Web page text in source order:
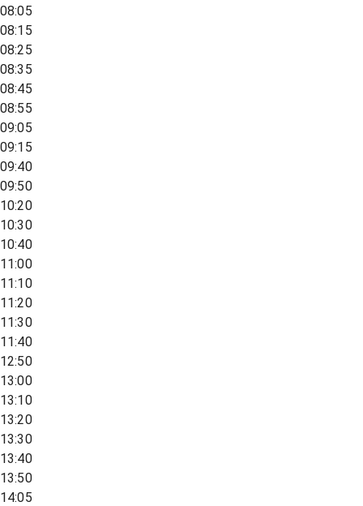
08:05
08:15
08:25
08:35
08:45
08:55
09:05
09:15
09:40
09:50
10:20
10:30
10:40
11:00
11:10
11:20
11:30
11:40
12:50
13:00
13:10
13:20
13:30
13:40
13:50
14:05